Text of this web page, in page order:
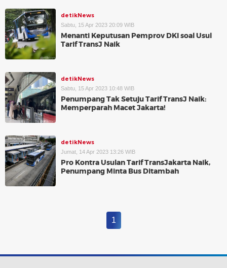
detikNews
Sabtu, 15 Apr 2023 20:09 WIB
Menanti Keputusan Pemprov DKI soal Usul
Tarif TransJ Naik
detikNews
Sabtu, 15 Apr 2023 10:48 WIB
Penumpang Tak Setuju Tarif TransJ Naik:
Memperparah Macet Jakarta!
detikNews
Jumat, 14 Apr 2023 13:26 WIB
Pro Kontra Usulan Tarif TransJakarta Naik,
Penumpang Minta Bus Ditambah
1